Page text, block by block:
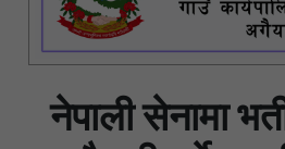
नेपाली सेनामा